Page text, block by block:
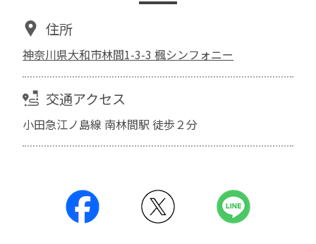
住所
神奈川県大和市林間1-3-3 楓シンフォニー
交通アクセス
小田急江ノ島線 南林間駅 徒歩２分